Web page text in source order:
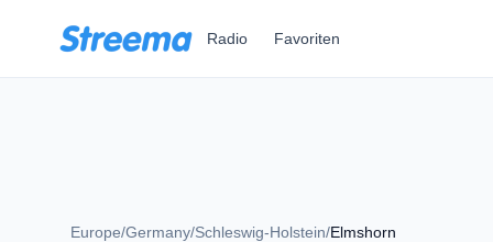
Radio Favoriten
Europe/Germany/Schleswig-Holstein/Elmshorn